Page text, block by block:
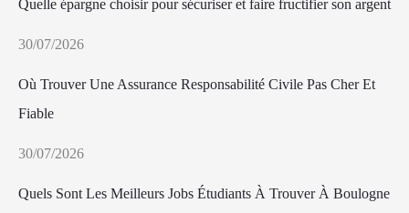
Quelle épargne choisir pour sécuriser et faire fructifier son argent
30/07/2026
Où Trouver Une Assurance Responsabilité Civile Pas Cher Et
Fiable
30/07/2026
Quels Sont Les Meilleurs Jobs Étudiants À Trouver À Boulogne